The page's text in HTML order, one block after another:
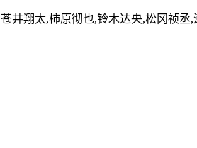
井翔太,柿原彻也,铃木达央,松冈祯丞